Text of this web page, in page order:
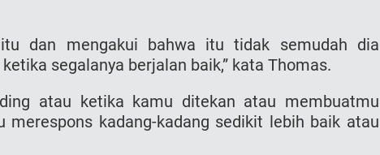
dan mengakui bahwa itu tidak semudah dia
segalanya berjalan baik,” kata Thomas.
atau ketika kamu ditekan atau membuatmu
kadang-kadang sedikit lebih baik atau